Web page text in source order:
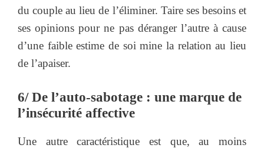
du couple au lieu de l’éliminer. Taire ses besoins et
ses opinions pour ne pas déranger l’autre à cause
d’une faible estime de soi mine la relation au lieu
de l’apaiser.
6/ De l’auto-sabotage : une marque de
l’insécurité affective
Une autre caractéristique est que, au moins